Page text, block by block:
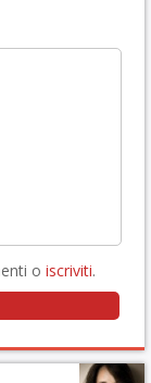
o iscriviti.